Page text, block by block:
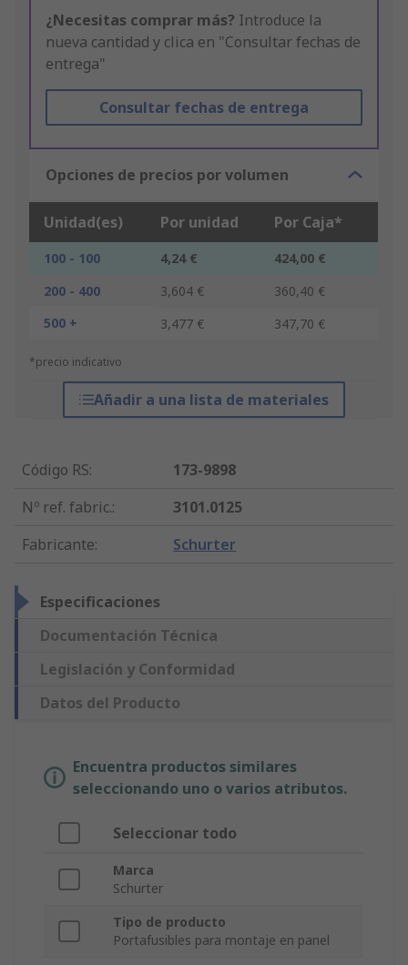
¿Necesitas comprar más? Introduce la
nueva cantidad y clica en "Consultar fechas de
entrega"
Consultar fechas de entrega
Opciones de precios por volumen
Unidad(es) Por unidad Por Caja*
100 - 100 4,24 €
424,00 €
200 - 400
3,604 €
360,40 €
500 +
3,477 € 347,70 €
*precio indicativo
Añadir a una lista de materiales
Código RS:
173-9898
Nº ref. fabric.:
3101.0125
Fabricante: Schurter
Especificaciones
Documentación Técnica
Legislación y Conformidad
Datos del Producto
Encuentra productos similares
seleccionando uno o varios atributos.
Seleccionar todo
Marca
Schurter
Tipo de producto
Portafusibles para montaje en panel